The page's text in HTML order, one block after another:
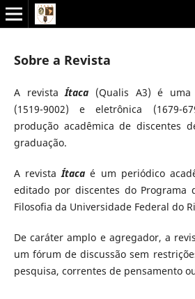
Sobre a Revista
A revista Ítaca (Qualis A3) é uma
(1519-9002) e eletrônica (1679-
produção acadêmica de discentes
graduação.
A revistaÍtaca é um periódico
editado por discentes do Programa
Filosofia da Universidade Federal do
De caráter amplo e agregador, a
um fórum de discussão sem
pesquisa, correntes de pensamento